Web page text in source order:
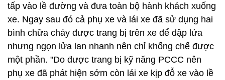
tấp vào lề đường và đưa toàn bộ hành khách xuống
xe. Ngay sau đó cả phụ xe và lái xe đã sử dụng hai
bình chữa cháy được trang bị trên xe để dập lửa
nhưng ngọn lửa lan nhanh nên chỉ khống chế được
một phần. "Do được trang bị kỹ năng PCCC nên
phụ xe đã phát hiện sớm còn lái xe kịp đỗ xe vào lề